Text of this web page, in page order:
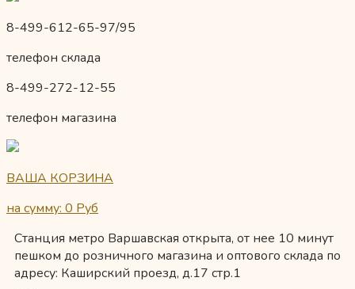
8-499-612-65-97/95
телефон склада
8-499-272-12-55
телефон магазина
ВАША КОРЗИНА
на сумму: 0 Руб
Станция метро Варшавская открыта, от нее 10 минут
пешком до розничного магазина и оптового склада по
адресу: Каширский проезд, д.17 стр.1